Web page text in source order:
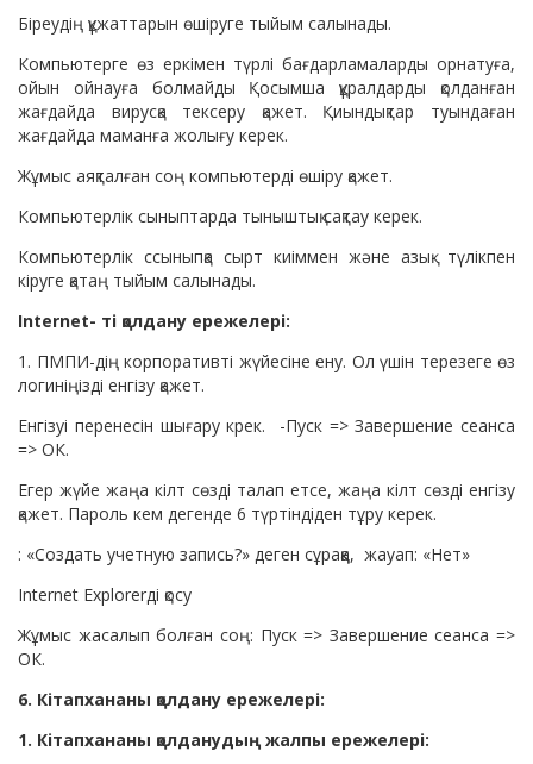
Біреудің құжаттарын өшіруге тыйым салынады.
Компьютерге өз еркімен түрлі бағдарламаларды орнатуға,
ойын ойнауға болмайды Қосымша құралдарды қолданған
жағдайда вирусқа тексеру қажет. Қиындықтар туындаған
жағдайда маманға жолығу керек.
Жұмыс аяқталған соң компьютерді өшіру қажет.
Компьютерлік сыныптарда тыныштық сақтау керек.
Компьютерлік ссыныпқа сырт киіммен және азық- түлікпен
кіруге қатаң тыйым салынады.
Internet- ті қолдану ережелері:
1. ПМПИ-дің корпоративті жүйесіне ену. Ол үшін терезеге өз
логиніңізді енгізу қажет.
Енгізуі перенесін шығару крек. -Пуск => Завершение сеанса
=> ОК.
Егер жүйе жаңа кілт сөзді талап етсе, жаңа кілт сөзді енгізу
қажет. Пароль кем дегенде 6 түртіндіден тұру керек.
: «Создать учетную запись?» деген сұраққа, жауап: «Нет»
Internet Explorerді қосу
Жұмыс жасалып болған соң: Пуск => Завершение сеанса =>
ОК.
6. Кітапхананы қолдану ережелері:
1. Кітапхананы қолданудың жалпы ережелері: